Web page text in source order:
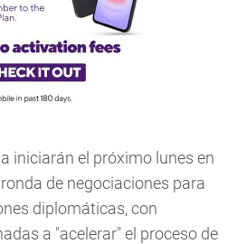
iniciarán el próximo lunes en
de negociaciones para
diplomáticas, con
a "acelerar" el proceso de